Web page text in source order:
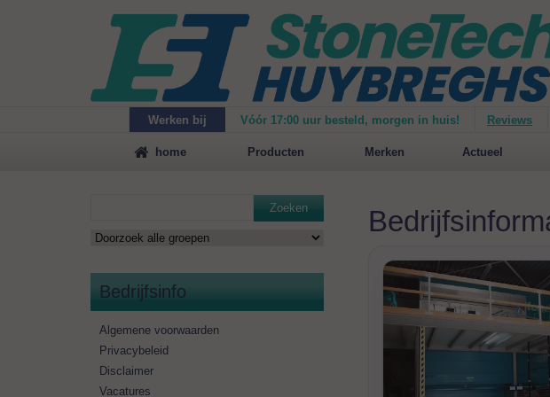
Werken bij Vóór 17:00 uur besteld, morgen in huis! Reviews
Maak
vrijblijvend een afspraak voor een demonstratie van de Mirage 1500
home Producten Merken Actueel
Zoeken
Bedrijfsinfo
Algemene voorwaarden
Privacybeleid
Disclaimer
Vacatures